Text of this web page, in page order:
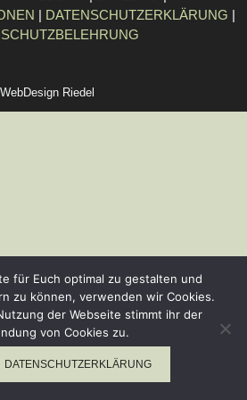
| DATENSCHUTZERKLÄRUNG |
WebDesign Riedel
für Euch optimal zu gestalten und
zu können, verwenden wir Cookies.
der Webseite stimmt ihr der
von Cookies zu.
DATENSCHUTZERKLÄRUNG